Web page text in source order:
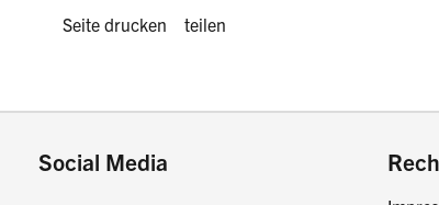
Diese Seite drucken
Seite drucken teilen
Social Media